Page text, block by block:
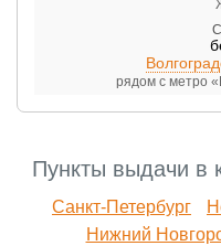
рядом с метро
Пункты выдачи в
Санкт-Петербург
Нижний